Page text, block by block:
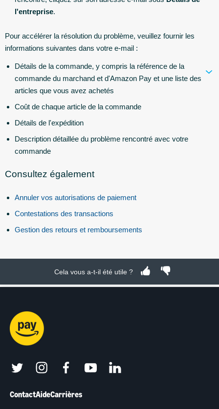
l'entreprise.
Pour accélérer la résolution du problème, veuillez fournir les
informations suivantes dans votre e-mail :
Détails de la commande, y compris la référence de la
commande du marchand et d'Amazon Pay et une liste des
articles que vous avez achetés
Coût de chaque article de la commande
Détails de l'expédition
Description détaillée du problème rencontré avec votre
commande
Consultez également
Annuler vos autorisations de paiement
Contestations des transactions
Gestion des retours et remboursements
Cela vous a-t-il été utile ?
ContactAideCarrières
twitter instagramfacebookyoutubelinkedin